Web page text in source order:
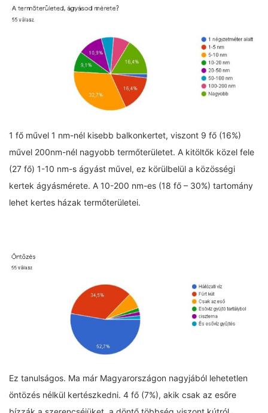
1 fő művel 1 nm-nél kisebb balkonkertet, viszont 9 fő (16%)
művel 200nm-nél nagyobb termőterületet. A kitöltők közel fele
(27 fő) 1-10 nm-s ágyást művel, ez körülbelül a közösségi
kertek ágyásmérete. A 10-200 nm-es (18 fő – 30%) tartomány
lehet kertes házak termőterületei.
Ez tanulságos. Ma már Magyarországon nagyjából lehetetlen
öntözés nélkül kertészkedni. 4 fő (7%), akik csak az esőre